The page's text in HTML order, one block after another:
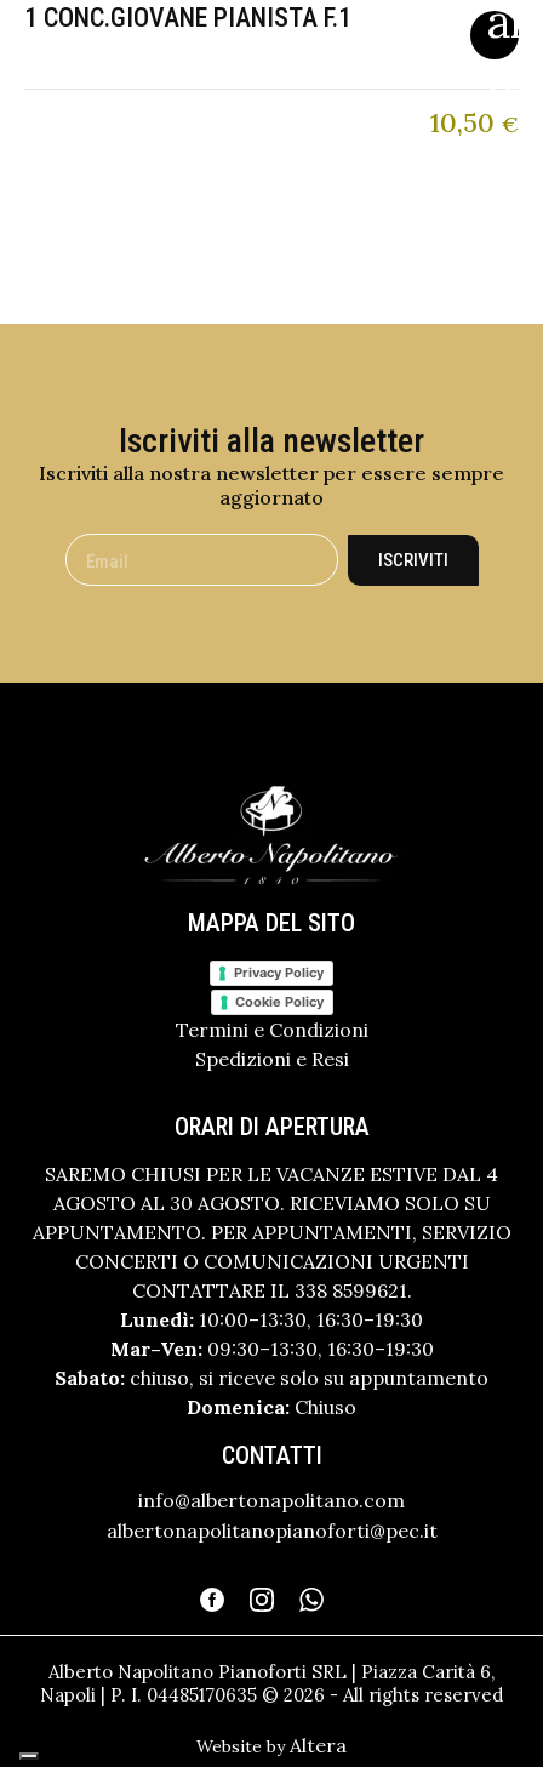
1 CONC.GIOVANE PIANISTA F.1
10,50 €
Iscriviti alla newsletter
Iscriviti alla nostra newsletter per essere sempre
aggiornato
ISCRIVITI
MAPPA DEL SITO
Privacy Policy
Cookie Policy
Termini e Condizioni
Spedizioni e Resi
ORARI DI APERTURA
SAREMO CHIUSI PER LE VACANZE ESTIVE DAL 4
AGOSTO AL 30 AGOSTO. RICEVIAMO SOLO SU
APPUNTAMENTO. PER APPUNTAMENTI, SERVIZIO
CONCERTI O COMUNICAZIONI URGENTI
CONTATTARE IL 338 8599621.
Lunedì: 10:00–13:30, 16:30–19:30
Mar–Ven:09:30–13:30, 16:30–19:30
Sabato: chiuso, si riceve solo su appuntamento
Domenica: Chiuso
CONTATTI
info@albertonapolitano.com
albertonapolitanopianoforti@pec.it
Alberto Napolitano Pianoforti SRL | Piazza Carità 6,
Napoli | P. I. 04485170635 © 2026 - All rights reserved
Website byAltera